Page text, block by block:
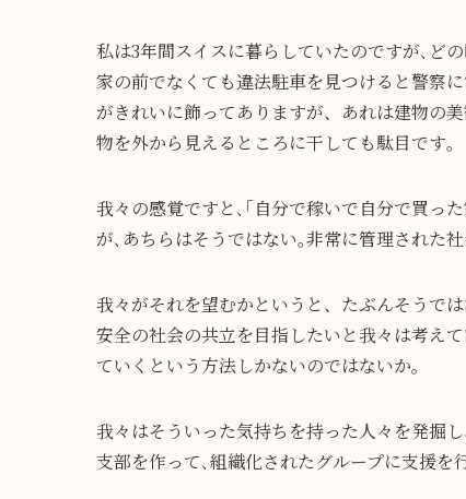
私は3年間スイスに暮らしていたのですが､ど
家の前でなくても違法駐車を見つけると警察
がきれいに飾ってありますが、あれは建物の
物を外から見えるところに干しても駄目です｡
我々の感覚ですと､｢自分で稼いで自分で買っ
が､あちらはそうではない｡非常に管理された
我々がそれを望むかというと、たぶんそうで
安全の社会の共立を目指したいと我々は考え
ていくという方法しかないのではないか｡
我々はそういった気持ちを持った人々を発掘
支部を作って､組織化されたグループに支援を